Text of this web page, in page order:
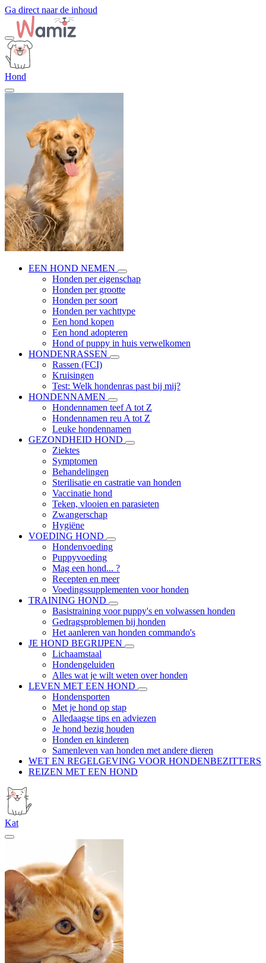
Ga direct naar de inhoud
Hond
EEN HOND NEMEN
Honden per eigenschap
Honden per grootte
Honden per soort
Honden per vachttype
Een hond kopen
Een hond adopteren
Hond of puppy in huis verwelkomen
HONDENRASSEN
Rassen (FCI)
Kruisingen
Test: Welk hondenras past bij mij?
HONDENNAMEN
Hondennamen teef A tot Z
Hondennamen reu A tot Z
Leuke hondennamen
GEZONDHEID HOND
Ziektes
Symptomen
Behandelingen
Sterilisatie en castratie van honden
Vaccinatie hond
Teken, vlooien en parasieten
Zwangerschap
Hygiëne
VOEDING HOND
Hondenvoeding
Puppyvoeding
Mag een hond... ?
Recepten en meer
Voedingssupplementen voor honden
TRAINING HOND
Basistraining voor puppy's en volwassen honden
Gedragsproblemen bij honden
Het aanleren van honden commando's
JE HOND BEGRIJPEN
Lichaamstaal
Hondengeluiden
Alles wat je wilt weten over honden
LEVEN MET EEN HOND
Hondensporten
Met je hond op stap
Alledaagse tips en adviezen
Je hond bezig houden
Honden en kinderen
Samenleven van honden met andere dieren
WET EN REGELGEVING VOOR HONDENBEZITTERS
REIZEN MET EEN HOND
Kat